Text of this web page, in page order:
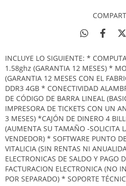
INCLUYE LO SIGUIENTE: *
1.58ghz (GARANTIA 12 MESES) *
(GARANTIA 12 MESES CON EL
DDR3 4GB * CONECTIVIDAD
DE CÓDIGO DE BARRA LINEAL
IMPRESORA DE TICKETS CON UN
3 MESES) *CAJÓN DE DINERO 4
(AUMENTA SU TAMAÑO -SOLICITA
VENDEDOR) * SOFTWARE PUNTO
VITALICIA (SIN RENTAS NI
ELECTRONICAS DE SALDO Y PAGO
FACTURACION ELECTRONICA (NO
POR SEPARADO) * SOPORTE